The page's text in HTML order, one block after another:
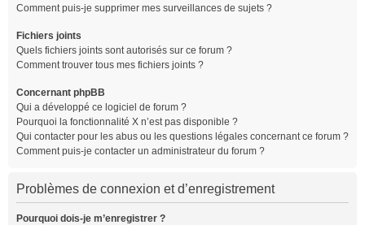
Comment puis-je supprimer mes surveillances de sujets ?
Fichiers joints
Quels fichiers joints sont autorisés sur ce forum ?
Comment trouver tous mes fichiers joints ?
Concernant phpBB
Qui a développé ce logiciel de forum ?
Pourquoi la fonctionnalité X n’est pas disponible ?
Qui contacter pour les abus ou les questions légales concernant ce forum ?
Comment puis-je contacter un administrateur du forum ?
Problèmes de connexion et d’enregistrement
Pourquoi dois-je m’enregistrer ?